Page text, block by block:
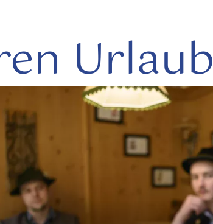
Urlaub
mehr